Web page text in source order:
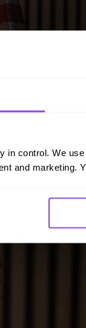
in control. We
and marketing.